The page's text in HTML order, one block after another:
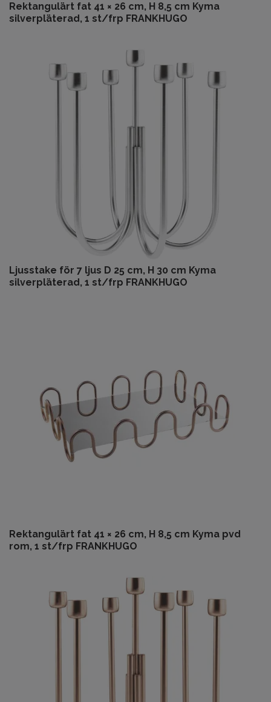
Rektangulärt fat 41 × 26 cm, H 8,5 cm Kyma
silverpläterad, 1 st/frp FRANKHUGO
Ljusstake för 7 ljus D 25 cm, H 30 cm Kyma
silverpläterad, 1 st/frp FRANKHUGO
Rektangulärt fat 41 × 26 cm, H 8,5 cm Kyma pvd
rom, 1 st/frp FRANKHUGO